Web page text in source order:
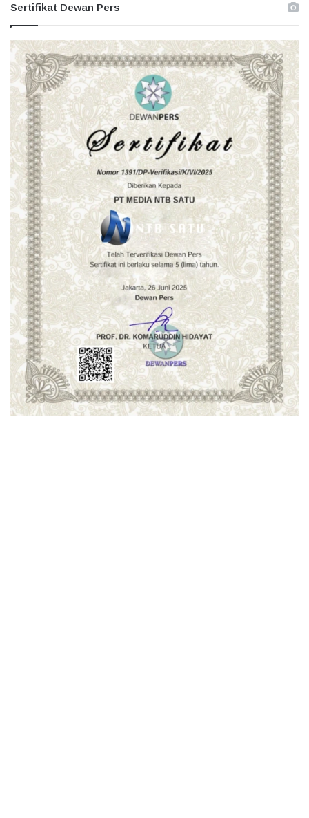
Sertifikat Dewan Pers